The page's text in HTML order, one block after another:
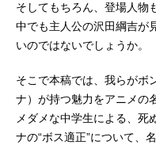
そしてもちろん、登場人
中でも主人公の沢田綱吉が
いのではないでしょうか。
そこで本稿では、我らがボ
ナ）が持つ魅力をアニメ
メダメな中学生による、死
ナの“ボス適正”について、